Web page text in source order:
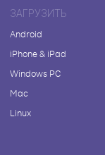
ЗАГРУЗИТЬ
Android
iPhone & iPad
Windows PC
Mac
Linux